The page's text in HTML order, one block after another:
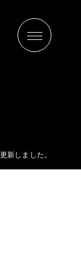
新しました。